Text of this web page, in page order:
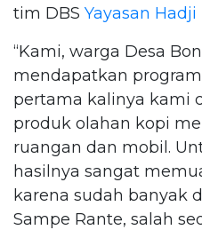
tim DBS Yayasan Hadji
“Kami, warga Desa
mendapatkan
pertama kalinya kami
produk olahan kopi
ruangan dan mobil.
hasilnya sangat
karena sudah banyak
Sampe Rante, salah